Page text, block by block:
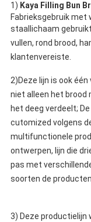
1) Kaya Filling Bun
Fabrieksgebruik met
staallichaam
vullen, rond brood,
klantenvereiste.
2)Deze lijn is ook
niet alleen het brood
het deeg verdeelt;
cutomized volgens
multifunctionele
ontwerpen, lijn die
pas met
soorten de
3) Deze productielijn